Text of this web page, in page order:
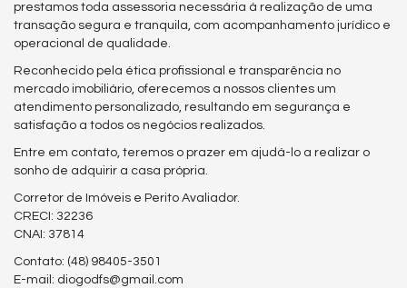
prestamos toda assessoria necessária à realização de uma
transação segura e tranquila, com acompanhamento jurídico e
operacional de qualidade.
Reconhecido pela ética profissional e transparência no
mercado imobiliário, oferecemos a nossos clientes um
atendimento personalizado, resultando em segurança e
satisfação a todos os negócios realizados.
Entre em contato, teremos o prazer em ajudá-lo a realizar o
sonho de adquirir a casa própria.
Corretor de Imóveis e Perito Avaliador.
CRECI: 32236
CNAI: 37814
Contato: (48) 98405-3501
E-mail: diogodfs@gmail.com